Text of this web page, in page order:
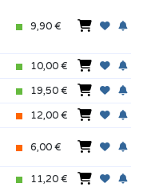
9,90 €
10,00 €
19,50 €
12,00 €
6,00 €
11,20 €